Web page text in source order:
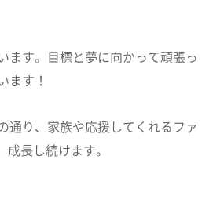
ます。目標と夢に向かって頑張っ
ます！
通り、家族や応援してくれるファ
長し続けます。